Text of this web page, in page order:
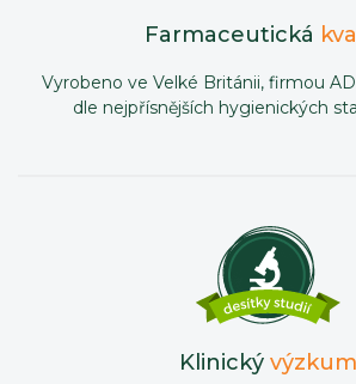
Farmaceutická
Vyrobeno ve Velké Británii, firmou
dle nejpřísnějších hygienických
Klinický výzkum